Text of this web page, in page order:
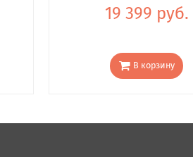
19 399 руб.
В корзину